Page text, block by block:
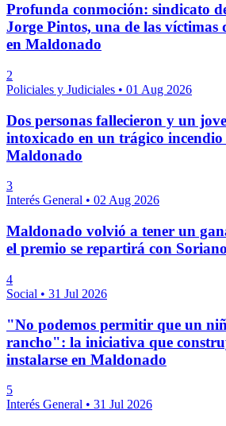
Profunda conmoción: sindicato
Jorge Pintos, una de las víctimas
en Maldonado
2
Policiales y Judiciales • 01 Aug 2026
Dos personas fallecieron y un
intoxicado en un trágico incendio
Maldonado
3
Interés General • 02 Aug 2026
Maldonado volvió a tener un
el premio se repartirá con Soriano
4
Social • 31 Jul 2026
"No podemos permitir que un
rancho": la iniciativa que
instalarse en Maldonado
5
Interés General • 31 Jul 2026